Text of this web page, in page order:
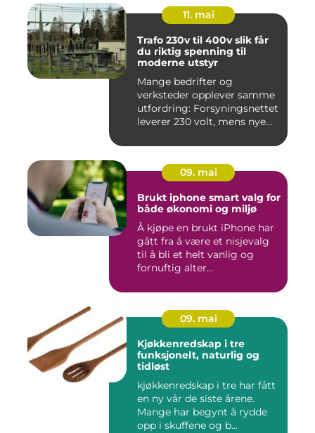
11. mai
Trafo 230v til 400v slik får
du riktig spenning til
moderne utstyr
Mange bedrifter og
verksteder opplever samme
utfordring: Forsyningsnettet
leverer 230 volt, mens nye...
09. mai
Brukt iphone smart valg for
både økonomi og miljø
Å kjøpe en brukt iPhone har
gått fra å være et nisjevalg
til å bli et helt vanlig og
fornuftig alter...
09. mai
Kjøkkenredskap i tre
funksjonelt, naturlig og
tidløst
kjøkkenredskap i tre har fått
en ny vår de siste årene.
Mange har begynt å rydde
opp i skuffene og b...